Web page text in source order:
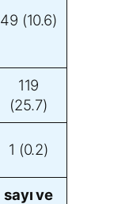
49 (10.6)
119
(25.7)
1 (0.2)
sayı ve